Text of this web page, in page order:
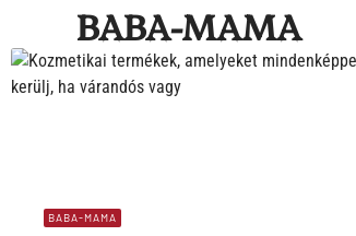
BABA-MAMA
BABA-MAMA